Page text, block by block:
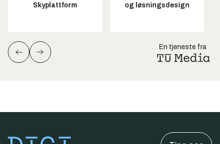
Skyplattform
og løsningsdesign
En tjeneste fra